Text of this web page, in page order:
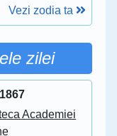
Vezi zodia ta
zilei
Academiei